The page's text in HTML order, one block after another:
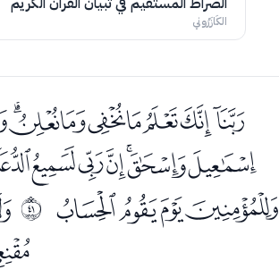
الكَازَرُوني
ﯱﯲﯳﯴ ﰨ